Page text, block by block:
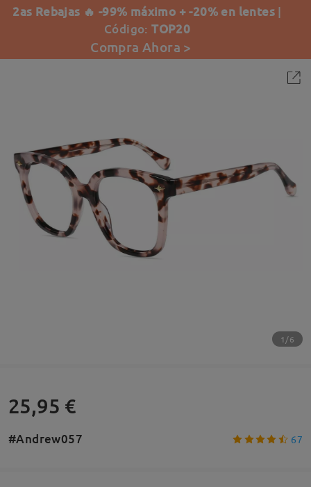
2as Rebajas 🔥 -99% máximo + -20% en lentes |
Código:TOP20
Compra Ahora >
1/6
25,95 €
#Andrew057 67